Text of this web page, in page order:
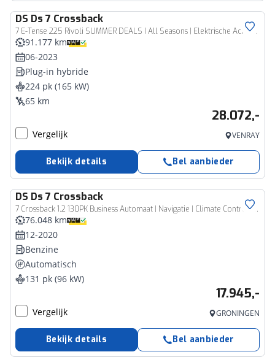
DS Ds 7 Crossback
7 E-Tense 225 Rivoli SUMMER DEALS I All Seasons | Elektrische Achterklep I Lederen Elektrische Stoelen I Stoel/voorruit verwarming I NL Auto
91.177 km
06-2023
Plug-in hybride
224 pk (165 kW)
65 km
28.072,-
Vergelijk VENRAY
Bekijk details Bel aanbieder
DS Ds 7 Crossback
7 Crossback 1.2 130PK Business Automaat | Navigatie | Climate Control | All Season Banden | Apple Carplay/Android Auto | Cruise Control
76.048 km
12-2020
Benzine
Automatisch
131 pk (96 kW)
17.945,-
Vergelijk GRONINGEN
Bekijk details Bel aanbieder